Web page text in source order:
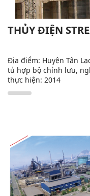
THỦY ĐIỆN
Địa điểm: Huyện Tân
tủ hợp bộ chỉnh lưu,
thực hiện: 2014